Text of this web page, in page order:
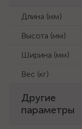
Длина (мм)
Высота (мм)
Ширина (мм)
Вес (кг)
Другие
параметры